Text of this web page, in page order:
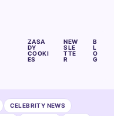
ZASA
DY
COOKI
ES
NEW
SLE
TTE
R
B
L
O
G
CELEBRITY NEWS